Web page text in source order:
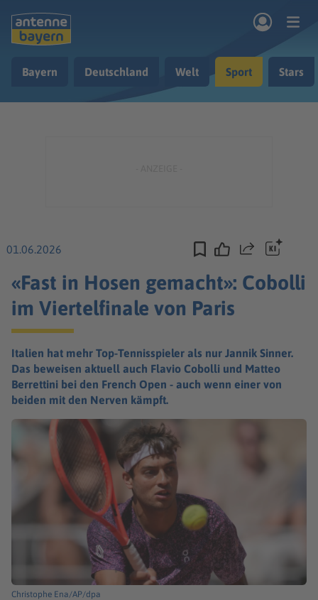
Bayern Deutschland Welt Sport Stars
01.06.2026 Teilen
«Fast in Hosen gemacht»: Cobolli
im Viertelfinale von Paris
Italien hat mehr Top-Tennisspieler als nur Jannik Sinner.
Das beweisen aktuell auch Flavio Cobolli und Matteo
Berrettini bei den French Open - auch wenn einer von
beiden mit den Nerven kämpft.
Christophe Ena/AP/dpa